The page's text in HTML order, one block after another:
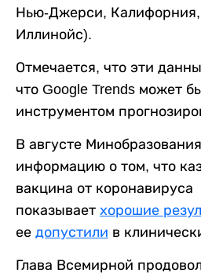
Нью-Джерси, Калифорния,
Иллинойс).
Отмечается, что эти
что Google Trends может
инструментом
В августе
информацию о том, что
вакцина от коронавируса
показывает хорошие
ее допустили в
Глава Всемирной